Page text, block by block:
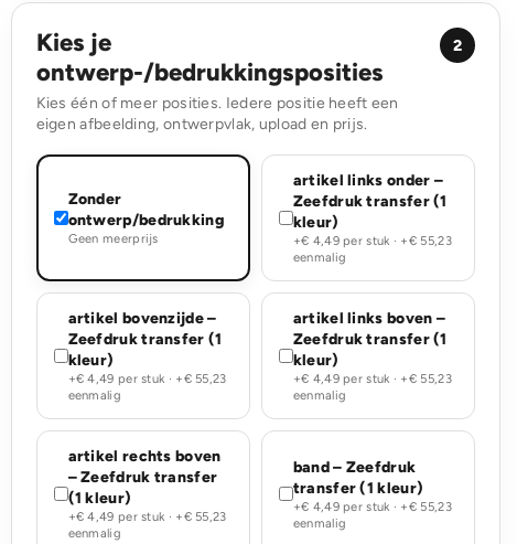
Kies je
ontwerp-/bedrukkingsposities
Kies één of meer posities. Iedere positie heeft een
eigen afbeelding, ontwerpvlak, upload en prijs.
2
Zonder
ontwerp/bedrukking
Geen meerprijs
artikel links onder –
Zeefdruk transfer (1
kleur)
+€ 4,49 per stuk · +€ 55,23
eenmalig
artikel bovenzijde –
Zeefdruk transfer (1
kleur)
+€ 4,49 per stuk · +€ 55,23
eenmalig
artikel links boven –
Zeefdruk transfer (1
kleur)
+€ 4,49 per stuk · +€ 55,23
eenmalig
artikel rechts boven
– Zeefdruk transfer
(1 kleur)
+€ 4,49 per stuk · +€ 55,23
eenmalig
band – Zeefdruk
transfer (1 kleur)
+€ 4,49 per stuk · +€ 55,23
eenmalig